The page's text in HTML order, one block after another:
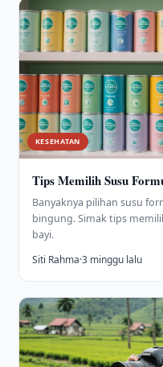
KESEHATAN
Tips Memilih Susu
Banyaknya pilihan susu
bingung. Simak tips
bayi.
Siti Rahma·3 minggu lalu